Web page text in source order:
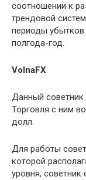
соотношении к
трендовой
периоды
полгода-год.
VolnaFX
Данный советник
Торговля с ним
долл.
Для работы
которой
уровня,